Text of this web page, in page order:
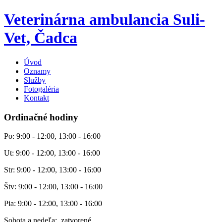
Veterinárna ambulancia Suli-
Vet, Čadca
Úvod
Oznamy
Služby
Fotogaléria
Kontakt
Ordinačné hodiny
Po: 9:00 - 12:00, 13:00 - 16:00
Ut: 9:00 - 12:00, 13:00 - 16:00
Str: 9:00 - 12:00, 13:00 - 16:00
Štv: 9:00 - 12:00, 13:00 - 16:00
Pia: 9:00 - 12:00, 13:00 - 16:00